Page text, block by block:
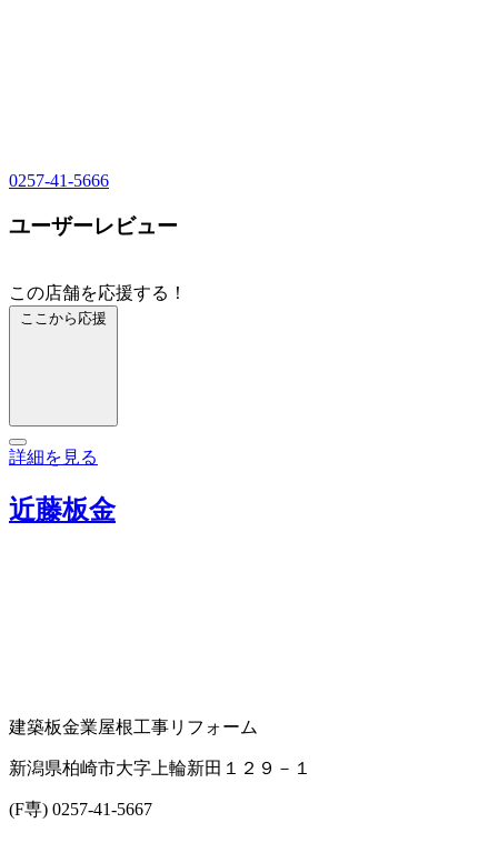
0257-41-5666
ユーザーレビュー
この店舗を応援する！
ここから応援
詳細を見る
近藤板金
建築板金業屋根工事リフォーム
新潟県柏崎市大字上輪新田１２９－１
(F専) 0257-41-5667